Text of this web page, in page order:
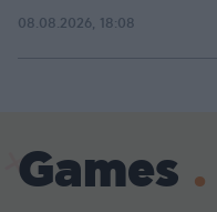
08.08.2026, 18:08
Games